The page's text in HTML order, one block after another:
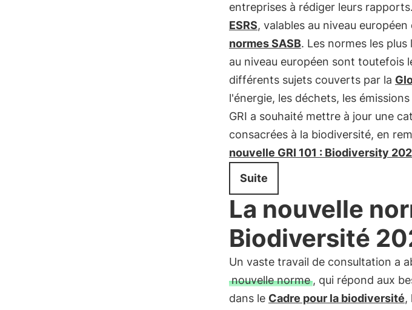
entreprises à rédiger leurs
ESRS, valables au niveau
normes SASB. Les normes les
au niveau européen sont toutefois
différents sujets couverts par la
l'énergie, les déchets, les
GRI a souhaité mettre à jour une
consacrées à la biodiversité, en
nouvelle GRI 101 : Biodiversity
Suite
La nouvelle
Biodiversité
Un vaste travail de consultation a
nouvelle norme, qui répond aux
dans le Cadre pour la biodiversité,